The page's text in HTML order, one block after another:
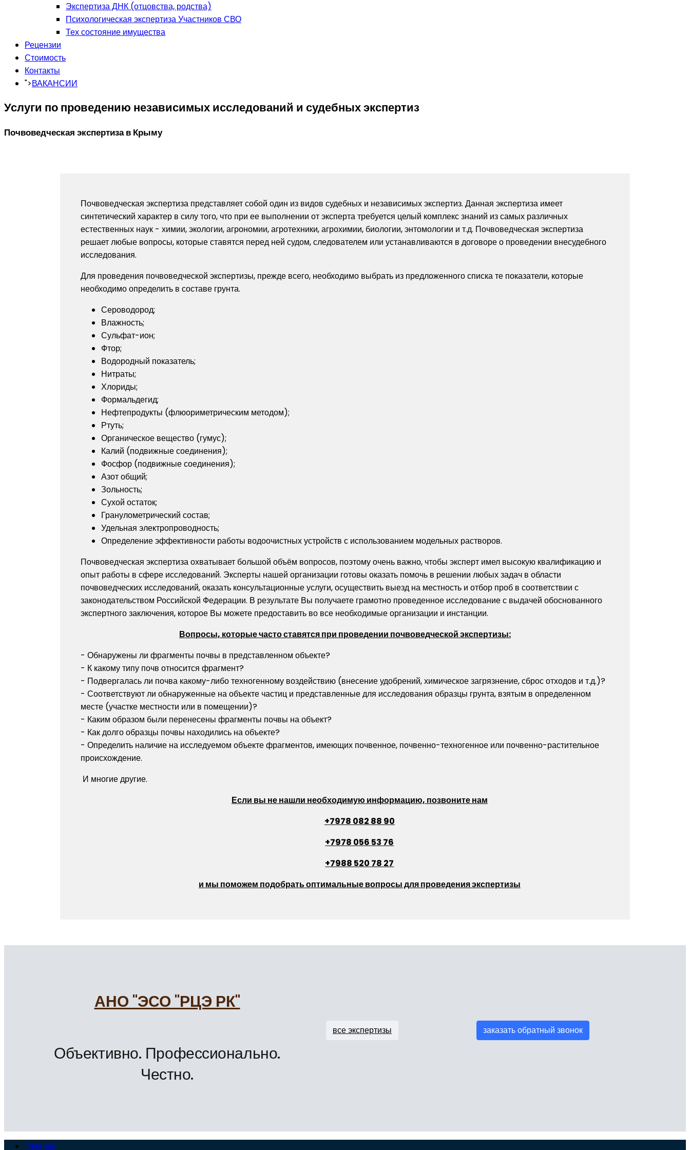
Экспертиза ДНК (отцовства, родства)
Психологическая экспертиза Участников СВО
Тех состояние имущества
Рецензии
Стоимость
Контакты
">ВАКАНСИИ
Услуги по проведению независимых исследований и судебных экспертиз
Почвоведческая экспертиза в Крыму
Почвоведческая экспертиза представляет собой один из видов судебных и независимых экспертиз. Данная экспертиза имеет
синтетический характер в силу того, что при ее выполнении от эксперта требуется целый комплекс знаний из самых различных
естественных наук - химии, экологии, агрономии, агротехники, агрохимии, биологии, энтомологии и т.д. Почвоведческая экспертиза
решает любые вопросы, которые ставятся перед ней судом, следователем или устанавливаются в договоре о проведении внесудебного
исследования.
Для проведения почвоведческой экспертизы, прежде всего, необходимо выбрать из предложенного списка те показатели, которые
необходимо определить в составе грунта.
Сероводород;
Влажность;
Сульфат-ион;
Фтор;
Водородный показатель;
Нитраты;
Хлориды;
Формальдегид;
Нефтепродукты (флюориметрическим методом);
Ртуть;
Органическое вещество (гумус);
Калий (подвижные соединения);
Фосфор (подвижные соединения);
Азот общий;
Зольность;
Сухой остаток;
Гранулометрический состав;
Удельная электропроводность;
Определение эффективности работы водоочистных устройств с использованием модельных растворов.
Почвоведческая экспертиза охватывает большой объём вопросов, поэтому очень важно, чтобы эксперт имел высокую квалификацию и
опыт работы в сфере исследований. Эксперты нашей организации готовы оказать помочь в решении любых задач в области
почвоведческих исследований, оказать консультационные услуги, осуществить выезд на местность и отбор проб в соответствии с
законодательством Российской Федерации. В результате Вы получаете грамотно проведенное исследование с выдачей обоснованного
экспертного заключения, которое Вы можете предоставить во все необходимые организации и инстанции.
Вопросы, которые часто ставятся при проведении почвоведческой экспертизы:
- Обнаружены ли фрагменты почвы в представленном объекте?
- К какому типу почв относится фрагмент?
- Подвергалась ли почва какому-либо техногенному воздействию (внесение удобрений, химическое загрязнение, сброс отходов и т.д.)?
- Соответствуют ли обнаруженные на объекте частиц и представленные для исследования образцы грунта, взятым в определенном
месте (участке местности или в помещении)?
- Каким образом были перенесены фрагменты почвы на объект?
- Как долго образцы почвы находились на объекте?
- Определить наличие на исследуемом объекте фрагментов, имеющих почвенное, почвенно-техногенное или почвенно-растительное
происхождение.
И многие другие.
Если вы не нашли необходимую информацию, позвоните нам
+7978 082 88 90
+7978 056 53 76
+7988 520 78 27
и мы поможем подобрать оптимальные вопросы для проведения экспертизы
АНО "ЭСО "РЦЭ РК"
Объективно. Профессионально.
Честно.
все экспертизы заказать обратный звонок
Главная